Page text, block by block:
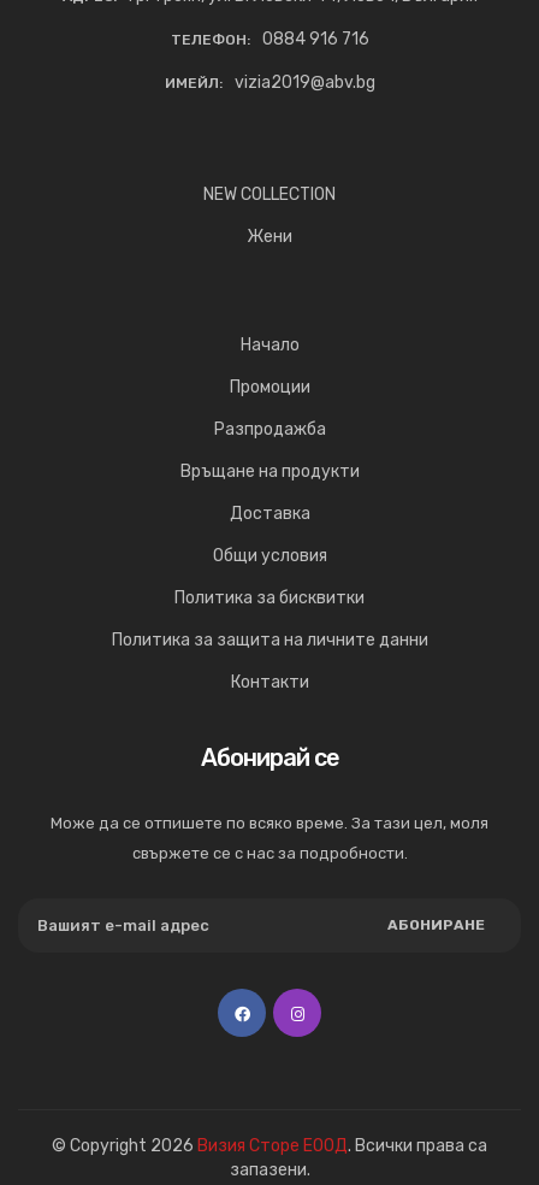
ТЕЛЕФОН: 0884 916 716
ИМЕЙЛ: vizia2019@abv.bg
NEW COLLECTION
Жени
Начало
Промоции
Разпродажба
Връщане на продукти
Доставка
Общи условия
Политика за бисквитки
Политика за защита на личните данни
Контакти
Абонирай се
Може да се отпишете по всяко време. За тази цел, моля
свържете се с нас за подробности.
АБОНИРАНЕ
© Copyright 2026 Визия Сторе ЕООД. Всички права са
запазени.